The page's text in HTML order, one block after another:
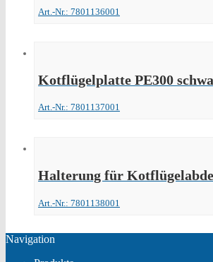
Art.-Nr.: 7801136001
Kotflügelplatte PE300
Art.-Nr.: 7801137001
Halterung für
Art.-Nr.: 7801138001
Navigation